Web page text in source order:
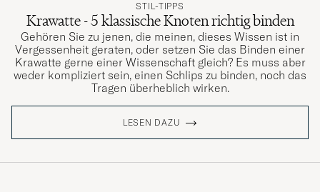
STIL-TIPPS
Krawatte - 5 klassische Knoten richtig binden
Gehören Sie zu jenen, die meinen, dieses Wissen ist in
Vergessenheit geraten, oder setzen Sie das Binden einer
Krawatte gerne einer Wissenschaft gleich? Es muss aber
weder kompliziert sein, einen Schlips zu binden, noch das
Tragen überheblich wirken.
LESEN DAZU